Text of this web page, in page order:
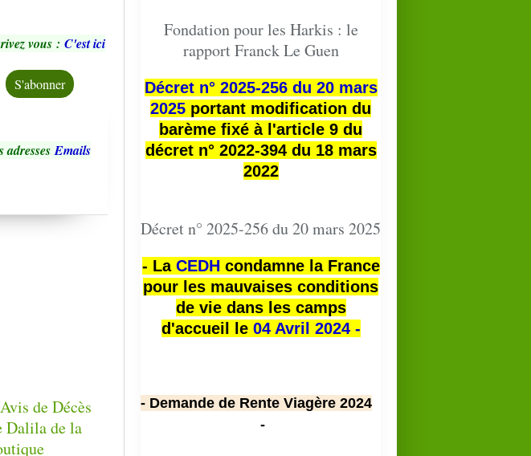
vous : C'est ici
adressesEmails
Fondation pour les Harkis : le
rapport Franck Le Guen
Décret n° 2025-256 du 20 mars
2025 portant modification du
barème fixé à l'article 9 du
décret n° 2022-394 du 18 mars
2022
Décret n° 2025-256 du 20 mars 2025
- La CEDHcondamne la France
pour les mauvaises conditions
de vie dans les camps
d'accueil le 04 Avril 2024 -
- Demande de Rente Viagère 2024
-